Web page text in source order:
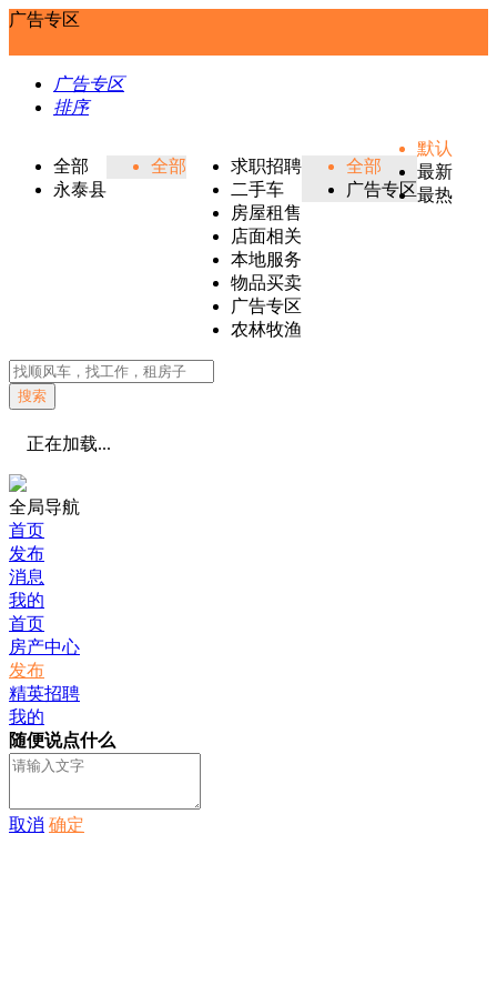
广告专区
广告专区
排序
全部
永泰县
全部
求职招聘
二手车
房屋租售
店面相关
本地服务
物品买卖
广告专区
农林牧渔
全部
广告专区
默认
最新
最热
搜索
正在加载...
全局导航
首页
发布
消息
我的
首页
房产中心
发布
精英招聘
我的
随便说点什么
取消 确定